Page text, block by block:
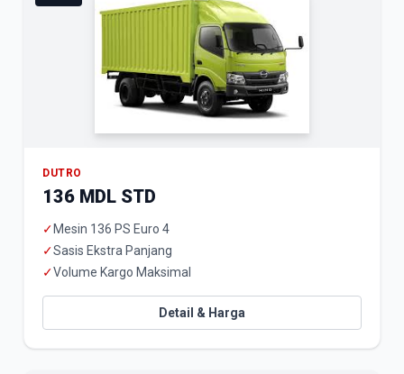
DUTRO
136 MDL STD
✓ Mesin 136 PS Euro 4
✓Sasis Ekstra Panjang
✓Volume Kargo Maksimal
Detail & Harga